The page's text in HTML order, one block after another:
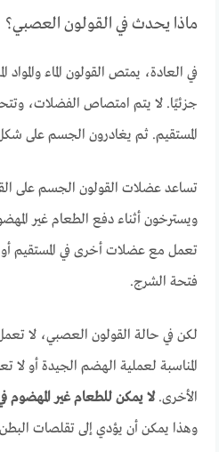
ماذا يحدث في القولون العصبي؟
في العادة، يمتص القولون الماء
جزئيًا. لا يتم امتصاص الفضلات،
المستقيم. ثم يغادرون الجسم على
تساعد عضلات القولون الجسم على
ويسترخون أثناء دفع الطعام غير
تعمل مع عضلات أخرى في المستقيم
فتحة الشرج.
لكن في حالة القولون العصبي، لا
المناسبة لعملية الهضم الجيدة أو
الأخرى.لا يمكن للطعام غير
وهذا يمكن أن يؤدي إلى تقلصات